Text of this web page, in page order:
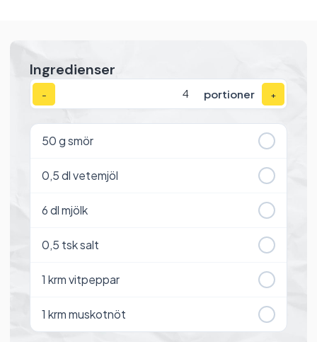
Ingredienser
− portioner +
50g smör
0,5dl vetemjöl
6dl mjölk
0,5 tsk salt
1 krm vitpeppar
1 krm muskotnöt